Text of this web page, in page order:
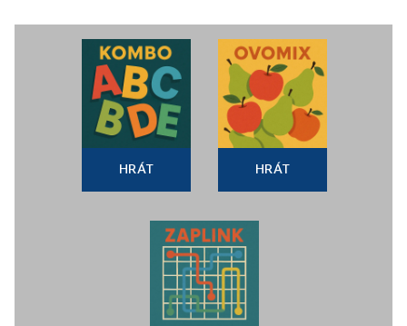
HRÁT HRÁT